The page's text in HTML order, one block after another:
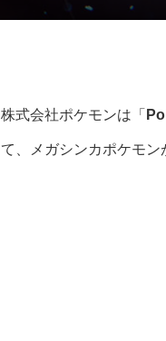
株式会社ポケモンは「
て、メガシンカポケモン